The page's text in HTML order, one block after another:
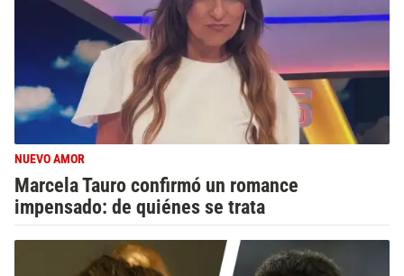
NUEVO AMOR
Marcela Tauro confirmó un romance
impensado: de quiénes se trata